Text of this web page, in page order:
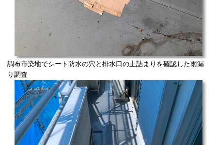
調布市染地でシート防水の穴と排水口の土詰まりを確認した雨漏
り調査